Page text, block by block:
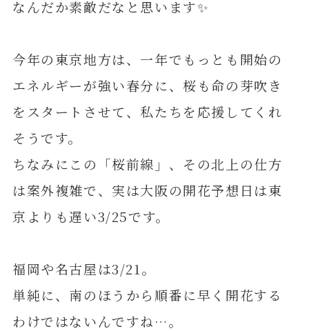
なんだか素敵だなと思います✨
今年の東京地方は、一年でもっとも開始の
エネルギーが強い春分に、桜も命の芽吹き
をスタートさせて、私たちを応援してくれ
そうです。
ちなみにこの「桜前線」、その北上の仕方
は案外複雑で、実は大阪の開花予想日は東
京よりも遅い3/25です。
福岡や名古屋は3/21。
単純に、南のほうから順番に早く開花する
わけではないんですね…。